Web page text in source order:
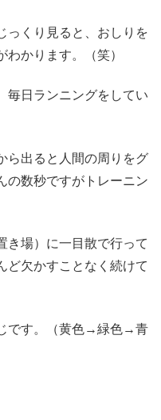
っくり見ると、おしりを
かります。（笑）
毎日ランニングをしてい
ら出ると人間の周りをグ
の数秒ですがトレーニン
き場）に一目散で行って
ど欠かすことなく続けて
です。（黄色→緑色→青